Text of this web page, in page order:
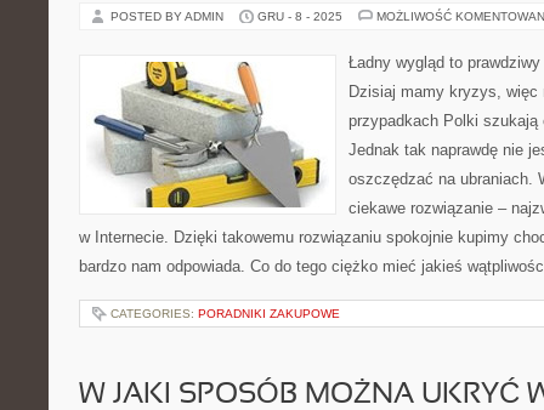
POSTED BY ADMIN GRU - 8 - 2025 MOŻLIWOŚĆ
Ładny wygląd to
Dzisiaj mamy kryzys, więc
przypadkach Polki
Jednak tak naprawdę nie
oszczędzać na ubraniach.
ciekawe rozwiązanie –
w Internecie. Dzięki takowemu rozwiązaniu spokojnie kupimy
bardzo nam odpowiada. Co do tego ciężko mieć jakieś
CATEGORIES: PORADNIKI ZAKUPOWE
W JAKI SPOSÓB MOŻNA UKRYĆ